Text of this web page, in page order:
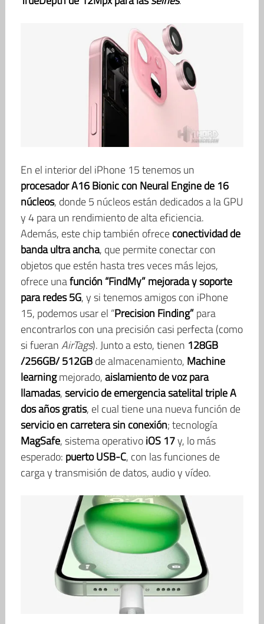
En el interior del iPhone 15 tenemos un
procesador A16 Bionic con Neural Engine de 16
núcleos, donde 5 núcleos están dedicados a la GPU
y 4 para un rendimiento de alta eficiencia.
Además, este chip también ofrececonectividad de
banda ultra ancha, que permite conectar con
objetos que estén hasta tres veces más lejos,
ofrece unafunción “FindMy”mejorada y soporte
para redes 5G, y si tenemos amigos con iPhone
15, podemos usar el “Precision Finding”para
encontrarlos con una precisión casi perfecta (como
si fueranAirTags). Junto a esto, tienen 128GB
/256GB/ 512GBde almacenamiento, Machine
learningmejorado,aislamiento de voz para
llamadas,servicio de emergencia satelital triple A
dos años gratis, el cual tiene una nueva función de
servicio en carretera sin conexión; tecnología
MagSafe, sistema operativoiOS 17y, lo más
esperado: puerto USB-C, con las funciones de
carga y transmisión de datos, audio y vídeo.